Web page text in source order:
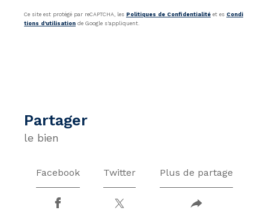
Ce site est protégé par reCAPTCHA, les Politiques de Confidentialité et es Condi
tions d'utilisation de Google s'appliquent.
partager
le bien
Facebook Twitter Plus de partage